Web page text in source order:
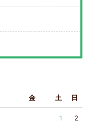
金 土 日
1 2